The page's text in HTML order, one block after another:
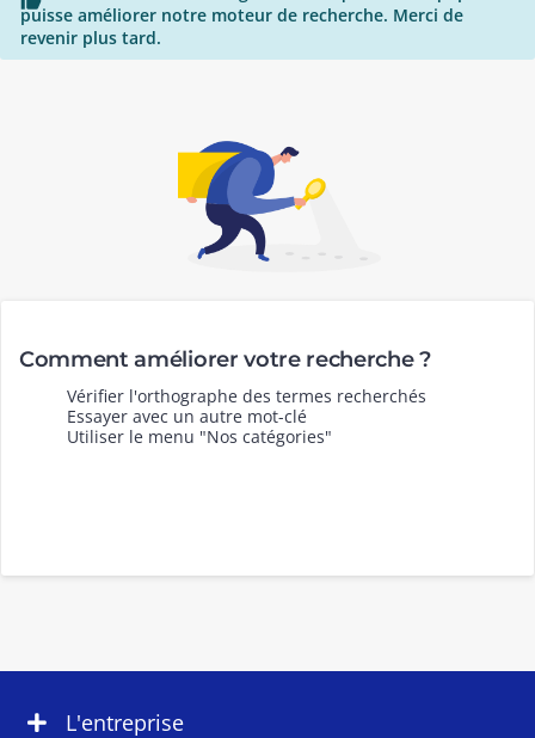
puisse améliorer notre moteur de recherche. Merci de
revenir plus tard.
Comment améliorer votre recherche ?
Vérifier l'orthographe des termes recherchés
Essayer avec un autre mot-clé
Utiliser le menu "Nos catégories"
L'entreprise